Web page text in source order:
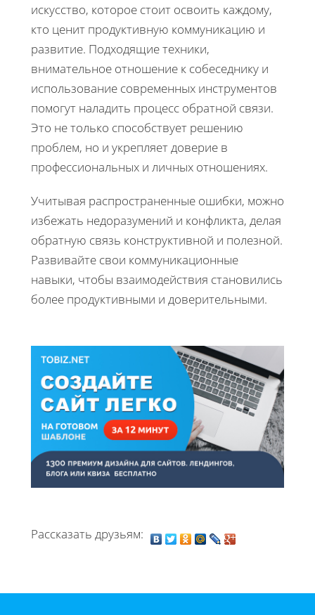
искусство, которое стоит освоить каждому,
кто ценит продуктивную коммуникацию и
развитие. Подходящие техники,
внимательное отношение к собеседнику и
использование современных инструментов
помогут наладить процесс обратной связи.
Это не только способствует решению
проблем, но и укрепляет доверие в
профессиональных и личных отношениях.
Учитывая распространенные ошибки, можно
избежать недоразумений и конфликта, делая
обратную связь конструктивной и полезной.
Развивайте свои коммуникационные
навыки, чтобы взаимодействия становились
более продуктивными и доверительными.
Рассказать друзьям: